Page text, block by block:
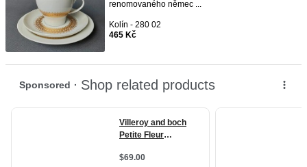
renomovaného němec ...
Kolín - 280 02
465 Kč